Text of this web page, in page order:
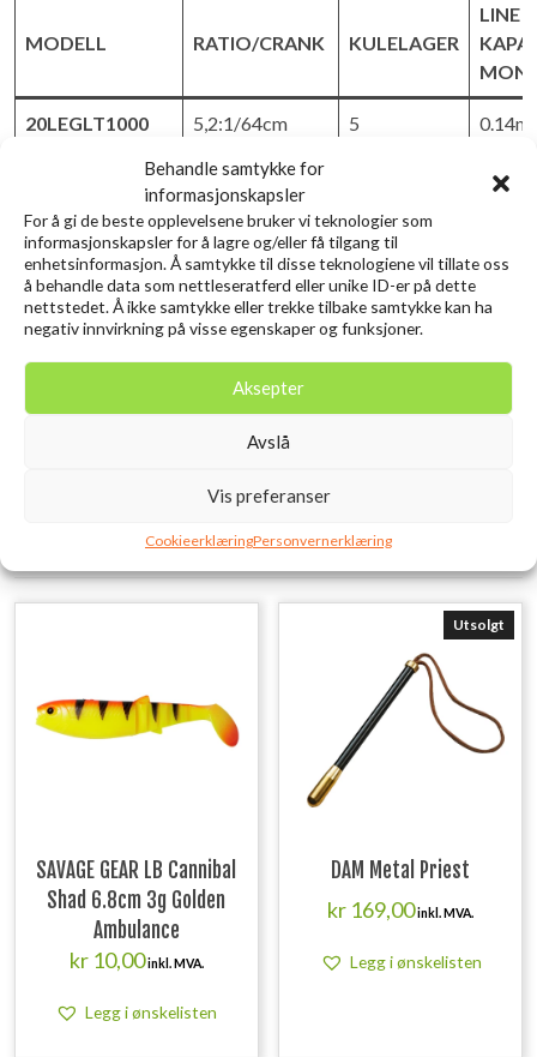
Behandle samtykke for
informasjonskapsler
For å gi de beste opplevelsene bruker vi teknologier som
informasjonskapsler for å lagre og/eller få tilgang til
enhetsinformasjon. Å samtykke til disse teknologiene vil tillate oss
å behandle data som nettleseratferd eller unike ID-er på dette
nettstedet. Å ikke samtykke eller trekke tilbake samtykke kan ha
negativ innvirkning på visse egenskaper og funksjoner.
Aksepter
Avslå
Vis preferanser
CookieerklæringPersonvernerklæring
MODELL RATIO/CRANK KULELAGER
LINE
20LEGLT1000 5,2:1/64cm 5
20LEGLT2000 5,2:1/68cm
20LEGLT2500 5,3:1/75cm 5
20LEGLT3000-C 5,3:1/80cm 5
20LEGLT4000-C 5,2:1/82cm 5
20LEGLT5000-C 5,2:1/87cm 5
20LEGLT6000 5,1:1/92cm 5
Relaterte produkter
SAVAGE GEAR LB Cannibal
Shad 6.8cm 3g Golden
Ambulance
kr10,00inkl. MVA.
Legg i ønskelisten
Utsolgt
DAM Metal Priest
kr 169,00inkl. MVA.
Legg i ønskelisten